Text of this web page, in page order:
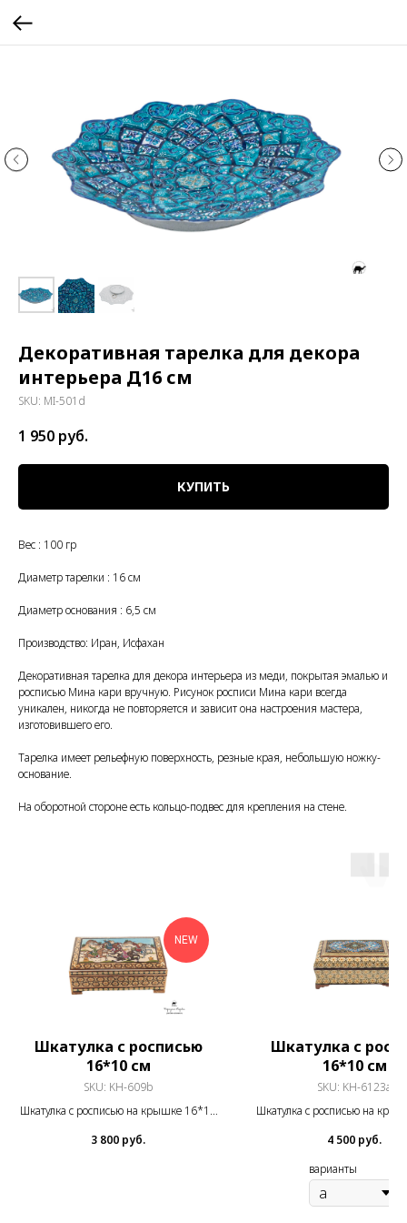
Декоративная тарелка для декора
интерьера Д16 см
SKU: MI-501d
1 950 руб.
КУПИТЬ
Вес : 100 гр
Диаметр тарелки : 16 см
Диаметр основания : 6,5 см
Производство: Иран, Исфахан
Декоративная тарелка для декора интерьера из меди, покрытая эмалью и
росписью Мина кари вручную. Рисунок росписи Мина кари всегда
уникален, никогда не повторяется и зависит она настроения мастера,
изготовившего его.
Тарелка имеет рельефную поверхность, резные края, небольшую ножку-
основание.
На оборотной стороне есть кольцо-подвес для крепления на стене.
NEW
Шкатулка с росписью
16*10 см
SKU: KH-609b
Шкатулка с росписью на крышке 16*10
3 800 руб.
Шкатулка с
16*10 см
SKU: KH-6123a
Шкатулка с росписью на
4 500 руб.
варианты